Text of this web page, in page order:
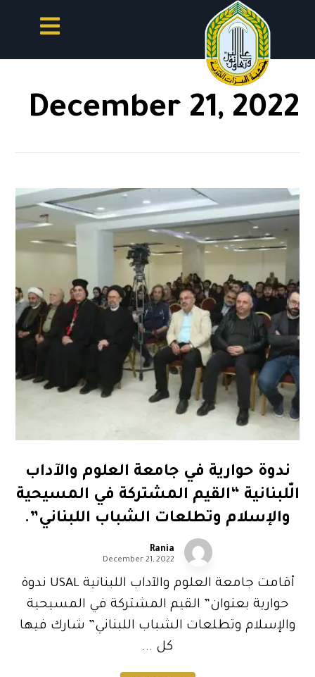
December 21, 2022
ندوة حوارية في جامعة العلوم والآداب
الّلبنانية “القيم المشتركة في المسيحية
والإسلام وتطلعات الشباب اللبناني”.
Rania
December 21, 2022
أقامت جامعة العلوم والآداب اللبنانية USAL ندوة
حوارية بعنوان” القيم المشتركة في المسيحية
والإسلام وتطلعات الشباب اللبناني” شارك فيها
كل ...